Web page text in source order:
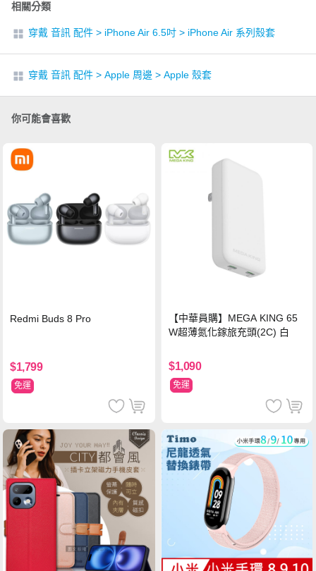
相關分類
穿戴 音訊 配件 > iPhone Air 6.5吋 > iPhone Air 系列殼套
穿戴 音訊 配件 > Apple 周邊 > Apple 殼套
你可能會喜歡
Redmi Buds 8 Pro
$1,799
免運
【中華員購】MEGA KING 65
W超薄氮化鎵旅充頭(2C) 白
$1,090
免運